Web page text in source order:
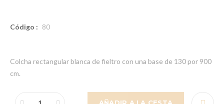
Código : 80
Colcha rectangular blanca de fieltro con una base de 130 por 900
cm.